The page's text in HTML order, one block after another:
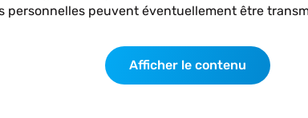
personnelles peuvent éventuellement être
Afficher le contenu